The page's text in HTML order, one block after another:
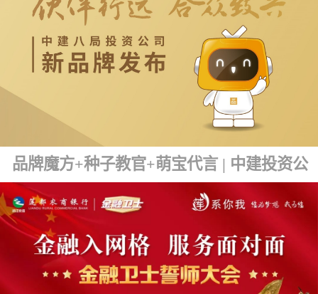
品牌魔方+种子教官+萌宝代言 | 中建投资公司品牌文化发布